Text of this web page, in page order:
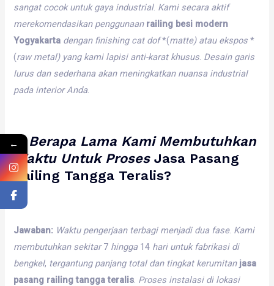
sangat cocok untuk gaya industrial. Kami secara aktif
merekomendasikan penggunaan railing besi modern
Yogyakarta dengan finishing cat dof*(matte) atau ekspos *
(raw metal) yang kami lapisi anti-karat khusus. Desain garis
lurus dan sederhana akan meningkatkan nuansa industrial
pada interior Anda.
2.Berapa Lama Kami Membutuhkan
Waktu Untuk Proses Jasa Pasang
Railing Tangga Teralis?
Jawaban: Waktu pengerjaan terbagi menjadi dua fase. Kami
membutuhkan sekitar7 hingga 14 hari untuk fabrikasi di
bengkel, tergantung panjang total dan tingkat kerumitan jasa
pasang railing tangga teralis Proses instalasi di lokasi
←